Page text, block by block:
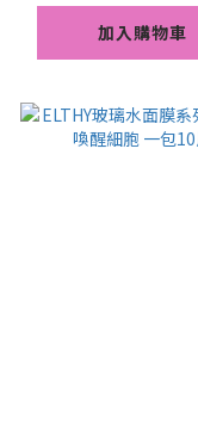
加入購物車